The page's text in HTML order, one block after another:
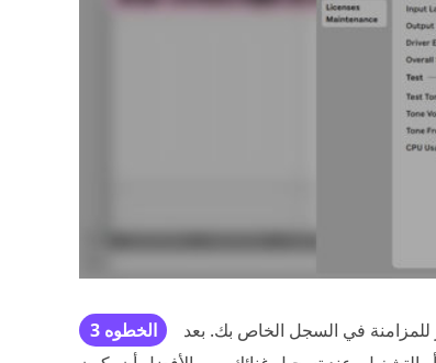
الخطوه 3
للمزامنة في السجل الخاص بك. بعد